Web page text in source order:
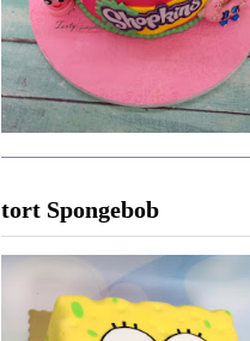
tort Spongebob